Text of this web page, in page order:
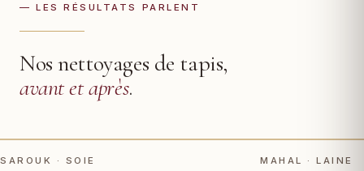
— LES RÉSULTATS PARLENT
Nos nettoyages de tapis,
avant et après.
AVANT
SAROUK · SOIE AVANT
MAHAL · LAINE